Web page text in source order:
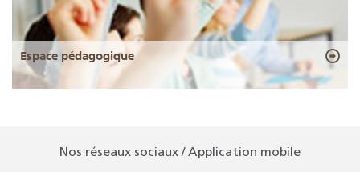
Espace pédagogique
Nos réseaux sociaux / Application mobile